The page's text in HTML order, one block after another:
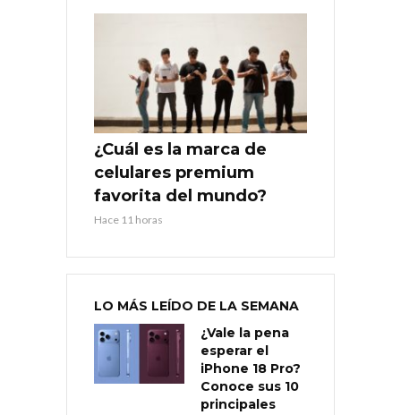
¿Cuál es la marca de
celulares premium
favorita del mundo?
Hace 11 horas
LO MÁS LEÍDO DE LA SEMANA
¿Vale la pena
esperar el
iPhone 18 Pro?
Conoce sus 10
principales